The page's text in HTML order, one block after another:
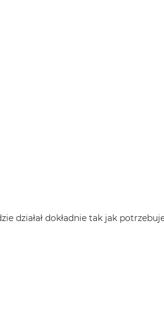
działał dokładnie tak jak